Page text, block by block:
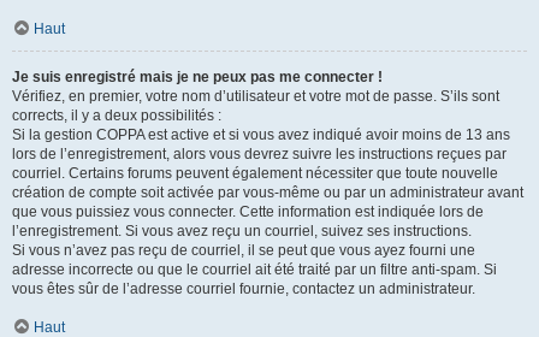
Haut
Je suis enregistré mais je ne peux pas me connecter !
Vérifiez, en premier, votre nom d’utilisateur et votre mot de passe. S’ils sont
corrects, il y a deux possibilités :
Si la gestion COPPA est active et si vous avez indiqué avoir moins de 13 ans
lors de l’enregistrement, alors vous devrez suivre les instructions reçues par
courriel. Certains forums peuvent également nécessiter que toute nouvelle
création de compte soit activée par vous-même ou par un administrateur avant
que vous puissiez vous connecter. Cette information est indiquée lors de
l’enregistrement. Si vous avez reçu un courriel, suivez ses instructions.
Si vous n’avez pas reçu de courriel, il se peut que vous ayez fourni une
adresse incorrecte ou que le courriel ait été traité par un filtre anti-spam. Si
vous êtes sûr de l’adresse courriel fournie, contactez un administrateur.
Haut